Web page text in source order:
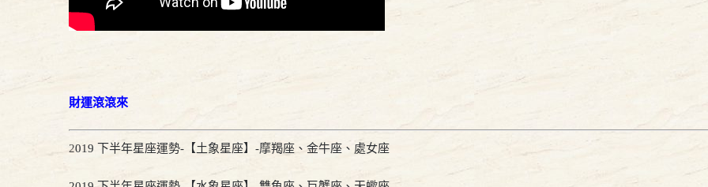
財運滾滾來
2019 下半年星座運勢-【土象星座】-摩羯座、金牛座、處女座